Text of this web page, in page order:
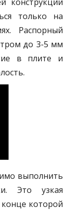
только на
Распорный
до 3-5 мм
в плите и
выполнить
Это узкая
которой